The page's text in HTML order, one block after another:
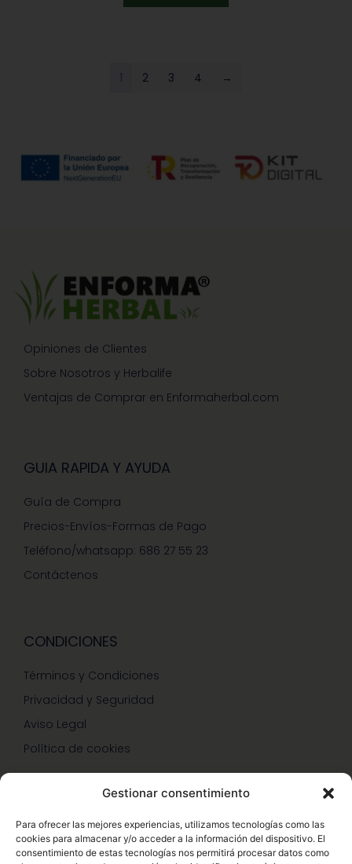
Gestionar consentimiento
Para ofrecer las mejores experiencias, utilizamos tecnologías como las
cookies para almacenar y/o acceder a la información del dispositivo. El
consentimiento de estas tecnologías nos permitirá procesar datos como
1 2 3 4 →
Opiniones de Clientes
Sobre Nosotros y Herbalife
Ventajas de Comprar en Enformaherbal.com
GUIA RAPIDA Y AYUDA
Guía de Compra
Precios-Envíos-Formas de Pago
Teléfono/whatsapp: 686 27 55 23
Contáctenos
CONDICIONES
Términos y Condiciones
Privacidad y Seguridad
Aviso Legal
Política de cookies
Hazte Miembro Herbalife